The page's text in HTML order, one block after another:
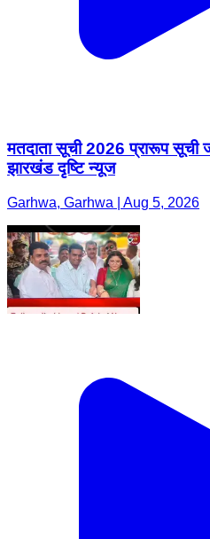
मतदाता सूची 2026 प्रारूप सूची
झारखंड दृष्टि न्यूज
Garhwa, Garhwa | Aug 5, 2026